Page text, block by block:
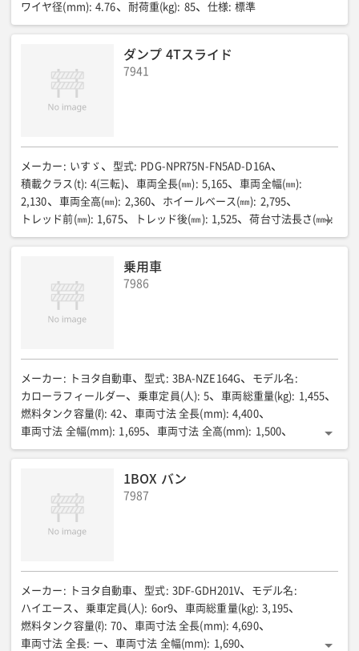
車両積載荷重(kg) : ー 荷台全長(mm) ー 荷台全幅(mm)
燃料/タンク容量(L): ー 資格等(運転): ー 車両型式: ー
ワイヤ径(mm): 4.76 耐荷重(kg): 85 仕様: 標準
ダンプ 4Tスライド
7941
メーカー : いすゞ 型式: PDG-NPR75N-FN5AD-D16A
積載クラス(t): 4(三転) 車両全長(㎜): 5,165 車両全幅(㎜):
2,130
車両全高(㎜): 2,360 ホイールベース(㎜): 2,795
トレッド前(㎜): 1,675 トレッド後(㎜): 1,525 荷台寸法長さ(㎜):
3,300
荷台寸法幅(㎜): 2,000 荷台寸法高さ(㎜): 350
燃料消費率(㎞/R): 7.2
車両重量(㎏) 4,175
総排気量(㏄):
タイヤサイズ前/後: 225/85R16
乗用車
7986
メーカー : トヨタ自動車 型式: 3BA-NZE164G モデル名 :
カローラフィールダー
乗車定員(人): 5 車両総重量(kg): 1,455
燃料タンク容量(ℓ): 42 車両寸法 全長(mm): 4,400
車両寸法 全幅(mm): 1,695 車両寸法 全高(mm): 1,500
駆動方式: 4WD 動力種別: ガソリン車
1BOX バン
7987
メーカー : トヨタ自動車 型式: 3DF-GDH201V モデル名 :
ハイエース
乗車定員(人): 6or9 車両総重量(kg): 3,195
燃料タンク容量(ℓ): 70 車両寸法 全長(mm): 4,690
車両寸法 全長: ー 車両寸法 全幅(mm): 1,690